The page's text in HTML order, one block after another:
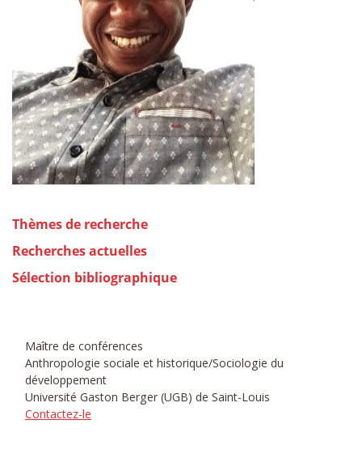
Thèmes de recherche
Recherches actuelles
Sélection bibliographique
Maître de conférences
Anthropologie sociale et historique/Sociologie du
développement
Université Gaston Berger (UGB) de Saint-Louis
Contactez-le